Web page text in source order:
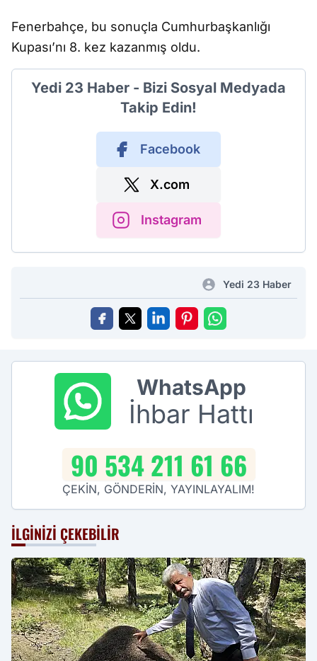
Fenerbahçe, bu sonuçla Cumhurbaşkanlığı
Kupası’nı 8. kez kazanmış oldu.
Yedi 23 Haber - Bizi Sosyal Medyada
Takip Edin!
Facebook
X.com
Instagram
Yedi 23 Haber
WhatsApp
İhbar Hattı
90 534 211 61 66
ÇEKİN, GÖNDERİN, YAYINLAYALIM!
İLGINIZI ÇEKEBILIR